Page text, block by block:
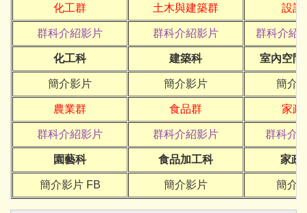
化工群 土木與建築群 設計
群科介紹影片 群科介紹影片 群科介紹
化工科 建築科 室內空間
簡介影片 簡介影片 簡介
農業群 食品群 家政
群科介紹影片 群科介紹影片 群科介
園藝科 食品加工科 家政
簡介影片 FB 簡介影片 簡介